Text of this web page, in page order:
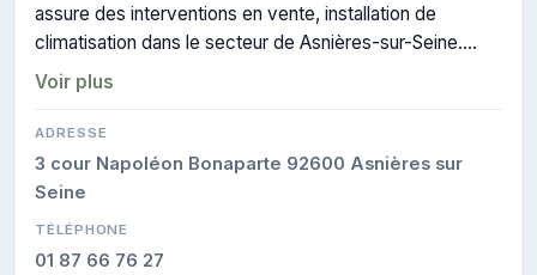
assure des interventions en vente, installation de
climatisation dans le secteur de Asnières-sur-Seine.
L'entreprise dispose de la certification RGE.
Voir plus
ADRESSE
3 cour Napoléon Bonaparte 92600 Asnières sur
Seine
TÉLÉPHONE
01 87 66 76 27